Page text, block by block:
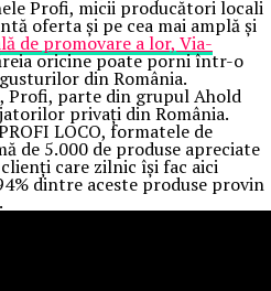
Profi, micii producători locali
oferta și pe cea mai amplă și
de promovare a lor, Via-
oricine poate porni într-o
din România.
Profi, parte din grupul Ahold
privați din România.
LOCO, formatele de
de 5.000 de produse apreciate
care zilnic își fac aici
dintre aceste produse provin